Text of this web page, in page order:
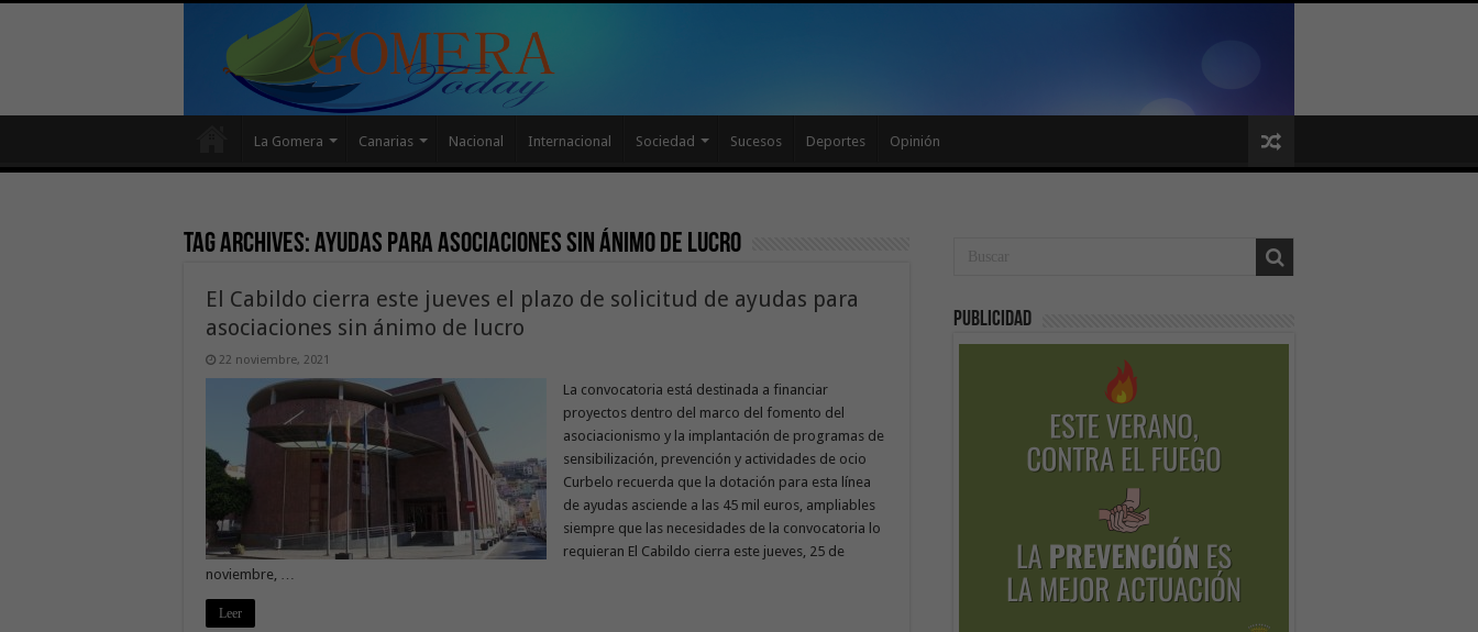
La Gomera Canarias Nacional Internacional Sociedad Sucesos Deportes Opinión
Tag Archives:ayudas para asociaciones sin ánimo de lucro
El Cabildo cierra este jueves el plazo de solicitud de ayudas para
asociaciones sin ánimo de lucro
22 noviembre, 2021
La convocatoria está destinada a financiar
proyectos dentro del marco del fomento del
asociacionismo y la implantación de programas de
sensibilización, prevención y actividades de ocio
Curbelo recuerda que la dotación para esta línea
de ayudas asciende a las 45 mil euros, ampliables
siempre que las necesidades de la convocatoria lo
requieran El Cabildo cierra este jueves, 25 de
noviembre, …
Leer
Publicidad